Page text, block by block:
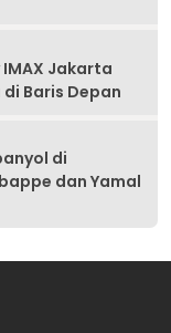
Jakarta
di Baris Depan
di
dan Yamal